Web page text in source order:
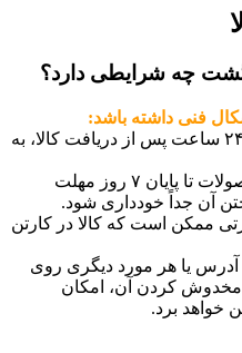
چه شرایطی دارد؟
فنی داشته باشد:
اشکال و یا ایراد فنی باید حداکثر تا ۲۴ ساعت پس از دریافت کالا، به
لازم است کارتن و جعبه اصلی محصولات تا پایان ۷ روز مهلت
آن جداً خودداری شود.
ممکن است که کالا در کارتن
یا هر مورد دیگری روی
و مخدوش کردن آن، امکان
خواهد برد.